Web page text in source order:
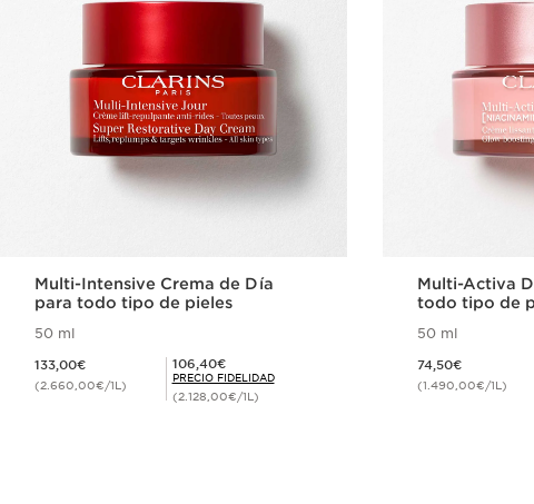
Multi-Intensive Crema de Día
para todo tipo de pieles
50 ml
133,00€
(2.660,00€/1L)
Precio Fidelidad 106,40€
106,40€
PRECIO FIDELIDAD
(2.128,00€/1L)
Multi-Activa
todo tipo de
50 ml
74,50€
(1.490,00€/1L)